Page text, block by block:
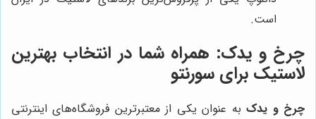
است.
چرخ و یدک: همراه شما در انتخاب بهترین
لاستیک برای سورنتو
چرخ و یدکبه عنوان یکی از معتبرترین فروشگاه‌های اینترنتی